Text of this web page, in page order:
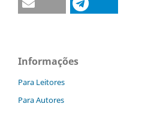
Informações
Para Leitores
Para Autores